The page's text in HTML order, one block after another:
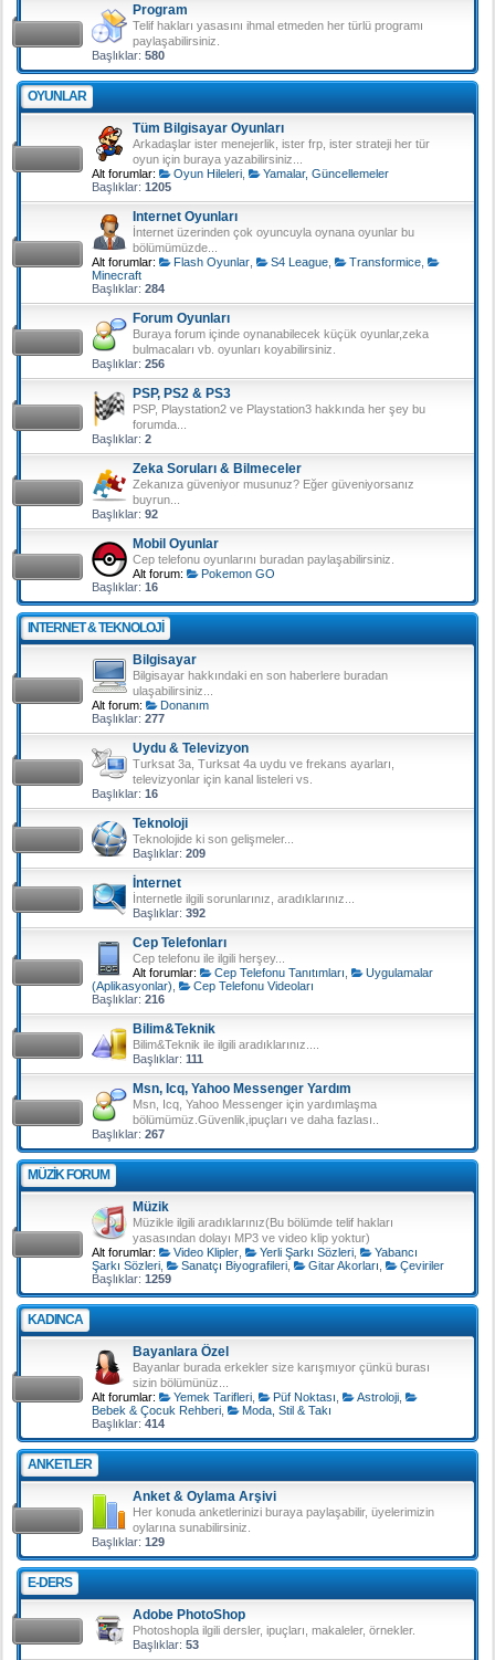
Program
Telif hakları yasasını ihmal etmeden her türlü programı
paylaşabilirsiniz.
Başlıklar: 580
OYUNLAR
Tüm Bilgisayar Oyunları
Arkadaşlar ister menejerlik, ister frp, ister strateji her tür
oyun için buraya yazabilirsiniz...
Alt forumlar:
Oyun Hileleri,
Yamalar, Güncellemeler
Başlıklar: 1205
Internet Oyunları
İnternet üzerinden çok oyuncuyla oynana oyunlar bu
bölümümüzde...
Alt forumlar:
Flash Oyunlar, S4 League, Transformice,
Minecraft
Başlıklar: 284
Forum Oyunları
Buraya forum içinde oynanabilecek küçük oyunlar,zeka
bulmacaları vb. oyunları koyabilirsiniz.
Başlıklar: 256
PSP, PS2 & PS3
PSP, Playstation2 ve Playstation3 hakkında her şey bu
forumda...
Başlıklar: 2
Zeka Soruları & Bilmeceler
Zekanıza güveniyor musunuz? Eğer güveniyorsanız
buyrun...
Başlıklar: 92
Mobil Oyunlar
Cep telefonu oyunlarını buradan paylaşabilirsiniz.
Alt forum:
Pokemon GO
Başlıklar: 16
INTERNET & TEKNOLOJI
Bilgisayar
Bilgisayar hakkındaki en son haberlere buradan
ulaşabilirsiniz...
Alt forum:
Donanım
Başlıklar: 277
Uydu & Televizyon
Turksat 3a, Turksat 4a uydu ve frekans ayarları,
televizyonlar için kanal listeleri vs.
Başlıklar: 16
Teknoloji
Teknolojide ki son gelişmeler...
Başlıklar: 209
İnternet
İnternetle ilgili sorunlarınız, aradıklarınız...
Başlıklar: 392
Cep Telefonları
Cep telefonu ile ilgili herşey...
Alt forumlar:
Cep Telefonu Tanıtımları
Uygulamalar
(Aplikasyonlar)
Cep Telefonu Videoları
Başlıklar: 216
Bilim&Teknik
Bilim&Teknik ile ilgili aradıklarınız....
Başlıklar: 111
Msn, Icq, Yahoo Messenger Yardım
Msn, Icq, Yahoo Messenger için yardımlaşma
bölümümüz.Güvenlik,ipuçları ve daha fazlası..
Başlıklar: 267
MÜZIK FORUM
Müzik
Müzikle ilgili aradıklarınız(Bu bölümde telif hakları
yasasından dolayı MP3 ve video klip yoktur)
Alt forumlar:
Video Klipler, Yerli Şarkı Sözleri,
Yabancı
Şarkı Sözleri
Sanatçı Biyografileri, Gitar Akorları
Çeviriler
Başlıklar: 1259
KADINCA
Bayanlara Özel
Bayanlar burada erkekler size karışmıyor çünkü burası
sizin bölümünüz...
Alt forumlar:
Yemek Tarifleri, Püf Noktası Astroloji,
Bebek & Çocuk Rehberi
Moda, Stil & Takı
Başlıklar: 414
ANKETLER
Anket & Oylama Arşivi
Her konuda anketlerinizi buraya paylaşabilir, üyelerimizin
oylarına sunabilirsiniz.
Başlıklar: 129
E-DERS
Adobe PhotoShop
Photoshopla ilgili dersler, ipuçları, makaleler, örnekler.
Başlıklar: 53